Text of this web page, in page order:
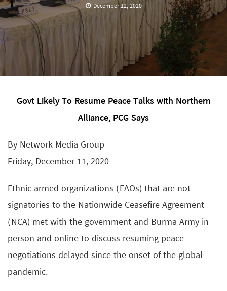
December 12, 2020
Govt Likely To Resume Peace Talks with Northern
Alliance, PCG Says
By Network Media Group
Friday, December 11, 2020
Ethnic armed organizations (EAOs) that are not
signatories to the Nationwide Ceasefire Agreement
(NCA) met with the government and Burma Army in
person and online to discuss resuming peace
negotiations delayed since the onset of the global
pandemic.